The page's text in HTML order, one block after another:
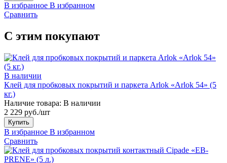
В избранное В избранном
Сравнить
С этим покупают
В наличии
Клей для пробковых покрытий и паркета Arlok «Arlok 54» (5
кг.)
Наличие товара: В наличии
2 229 руб./шт
Купить
В избранное В избранном
Сравнить